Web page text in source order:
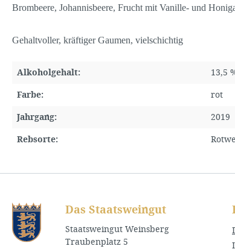
Brombeere, Johannisbeere, Frucht mit Vanille- und
Gehaltvoller, kräftiger Gaumen, vielschichtig
Alkoholgehalt: 13,5
Farbe: rot
Jahrgang: 2019
Rebsorte:
Das Staatsweingut
Staatsweingut Weinsberg
Traubenplatz 5